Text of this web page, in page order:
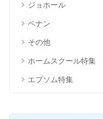
ジョホール
ペナン
その他
ホームスクール特集
エプソム特集